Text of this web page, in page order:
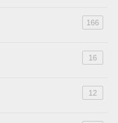
166
16
12